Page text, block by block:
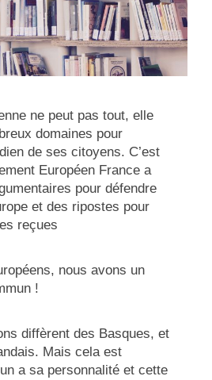
ne peut pas tout, elle
domaines pour
de ses citoyens. C’est
Européen France a
pour défendre
et des ripostes pour
reçues
nous avons un
!
diffèrent des Basques, et
Mais cela est
a sa personnalité et cette